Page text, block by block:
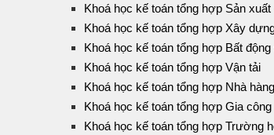
Khoá học kế toán tổng hợp Sản
Khoá học kế toán tổng hợp Xây
Khoá học kế toán tổng hợp Bất động
Khoá học kế toán tổng hợp Vận tải
Khoá học kế toán tổng hợp Nhà
Khoá học kế toán tổng hợp Gia công
Khoá học kế toán tổng hợp Trường